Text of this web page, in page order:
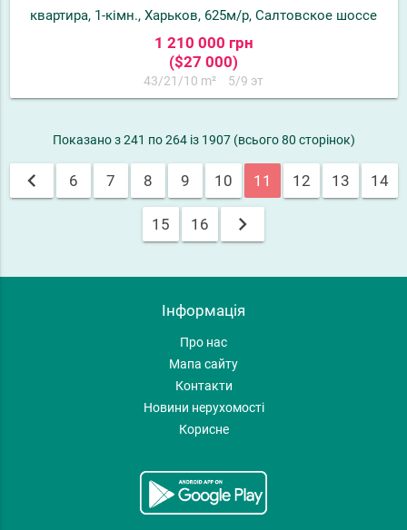
квартира, 1-кімн., Харьков, 625м/р, Салтовское шоссе
1 210 000 грн
($27 000)
43/21/10 m² 5/9 эт
Показано з 241 по 264 із 1907 (всього 80 сторінок)
chevron_left 6 7 8 9 10 11 12 13 14
15 16 chevron_right
Інформація
Про нас
Мапа сайту
Контакти
Новини нерухомості
Корисне